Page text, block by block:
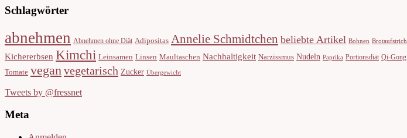
Schlagwörter
abnehmen Abnehmen ohne Diät Adipositas Annelie Schmidtchen beliebte Artikel Bohnen Brotaufstrich
Kichererbsen Kimchi Leinsamen Linsen Maultaschen Nachhaltigkeit Narzissmus Nudeln Paprika Portionsdiät Qi-Gong
Tomate vegan vegetarisch Zucker Übergewicht
Tweets by @fressnet
Meta